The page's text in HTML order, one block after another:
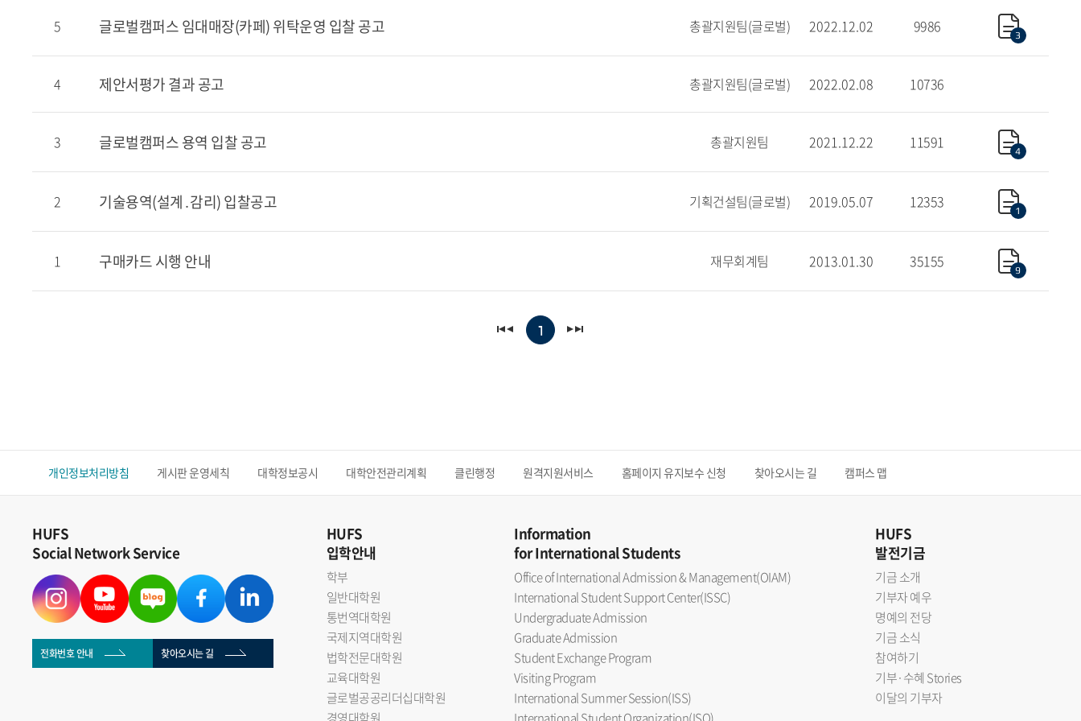
5 글로벌캠퍼스 임대매장(카페) 위탁운영 입찰 공고 총괄지원팀(글로벌) 2022.12.02 9986 3
4 제안서평가 결과 공고 총괄지원팀(글로벌) 2022.02.08 10736
3 글로벌캠퍼스 용역 입찰 공고 총괄지원팀 2021.12.22 11591 4
2 기술용역(설계․감리) 입찰공고 기획건설팀(글로벌) 2019.05.07 12353 1
1 구매카드 시행 안내 재무회계팀 2013.01.30 35155 9
1
개인정보처리방침 게시판 운영세칙 대학정보공시 대학안전관리계획 클린행정 원격지원서비스 홈페이지 유지보수 신청 찾아오시는 길 캠퍼스 맵
HUFS
Social Network Service
전화번호 안내 찾아오시는 길
HUFS
입학안내
학부
일반대학원
통번역대학원
국제지역대학원
법학전문대학원
교육대학원
글로벌공공리더십대학원
Information
for International Students
Office of International Admission & Management(OIAM)
International Student Support Center(ISSC)
Undergraduate Admission
Graduate Admission
Student Exchange Program
Visiting Program
International Summer Session(ISS)
HUFS
발전기금
기금 소개
기부자 예우
명예의 전당
기금 소식
참여하기
기부·수혜 Stories
이달의 기부자